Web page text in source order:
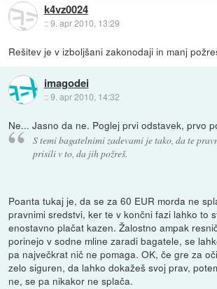
k4vz0024
::9. apr 2010, 13:29
Rešitev je v izboljšani zakonodaji in manj
imagodei
::9. apr 2010, 14:32
Ne... Jasno da ne. Poglej prvi odstavek, prvo
S temi bagatelnimi zadevami je tako, da te
prisili v to, da jih požreš.
Poanta tukaj je, da se za 60 EUR morda ne
pravnimi sredstvi, ker te v končni fazi lahko to
enostavno plačat kazen. Žalostno ampak
porinejo v sodne mline zaradi bagatele, se
pa največkrat nič ne pomaga. OK, če gre za
zelo siguren, da lahko dokažeš svoj prav,
ne, se pa nikakor ne splača.